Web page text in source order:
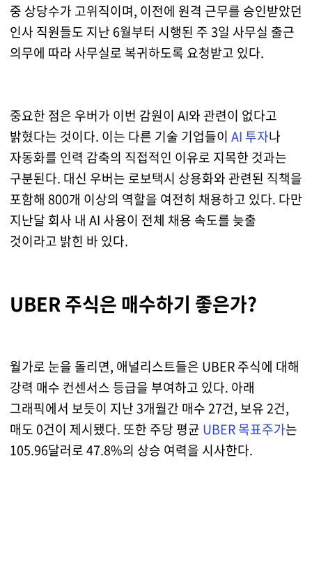
중 상당수가 고위직이며, 이전에 원격 근무를 승인받았던
인사 직원들도 지난 6월부터 시행된 주 3일 사무실 출근
의무에 따라 사무실로 복귀하도록 요청받고 있다.
중요한 점은 우버가 이번 감원이 AI와 관련이 없다고
밝혔다는 것이다. 이는 다른 기술 기업들이 AI 투자나
자동화를 인력 감축의 직접적인 이유로 지목한 것과는
구분된다. 대신 우버는 로보택시 상용화와 관련된 직책을
포함해 800개 이상의 역할을 여전히 채용하고 있다. 다만
지난달 회사 내 AI 사용이 전체 채용 속도를 늦출
것이라고 밝힌 바 있다.
UBER 주식은 매수하기 좋은가?
월가로 눈을 돌리면, 애널리스트들은 UBER 주식에 대해
강력 매수 컨센서스 등급을 부여하고 있다. 아래
그래픽에서 보듯이 지난 3개월간 매수 27건, 보유 2건,
매도 0건이 제시됐다. 또한 주당 평균 UBER 목표주가는
105.96달러로 47.8%의 상승 여력을 시사한다.